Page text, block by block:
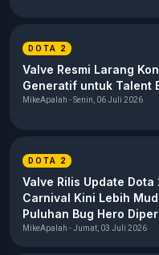
DOTA 2
Valve Resmi Larang
Generatif untuk Talent
MikeApalah - Senin, 06 Juli 2026
DOTA 2
Valve Rilis Update Dota
Carnival Kini Lebih
Puluhan Bug Hero
MikeApalah - Jumat, 03 Juli 2026